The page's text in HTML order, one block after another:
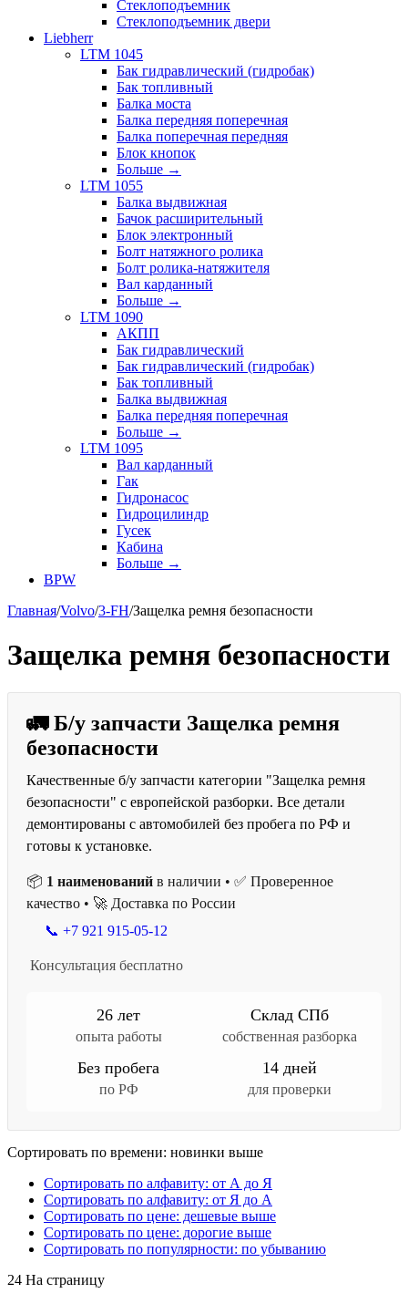
Стеклоподъемник
Стеклоподъемник двери
Liebherr
LTM 1045
Бак гидравлический (гидробак)
Бак топливный
Балка моста
Балка передняя поперечная
Балка поперечная передняя
Блок кнопок
Больше →
LTM 1055
Балка выдвижная
Бачок расширительный
Блок электронный
Болт натяжного ролика
Болт ролика-натяжителя
Вал карданный
Больше →
LTM 1090
АКПП
Бак гидравлический
Бак гидравлический (гидробак)
Бак топливный
Балка выдвижная
Балка передняя поперечная
Больше →
LTM 1095
Вал карданный
Гак
Гидронасос
Гидроцилиндр
Гусек
Кабина
Больше →
BPW
Главная/Volvo/3-FH/Защелка ремня безопасности
Защелка ремня безопасности
🚛 Б/у запчасти Защелка ремня
безопасности
Качественные б/у запчасти категории "Защелка ремня
безопасности" с европейской разборки. Все детали
демонтированы с автомобилей без пробега по РФ и
готовы к установке.
📦 1 наименований в наличии • ✅ Проверенное
качество • 🚀 Доставка по России
📞 +7 921 915-05-12
Консультация бесплатно
26 лет
опыта работы
Склад СПб
собственная разборка
Без пробега
по РФ
14 дней
для проверки
Сортировать по времени: новинки выше
Сортировать по алфавиту: от А до Я
Сортировать по алфавиту: от Я до А
Сортировать по цене: дешевые выше
Сортировать по цене: дорогие выше
Сортировать по популярности: по убыванию
24 На страницу